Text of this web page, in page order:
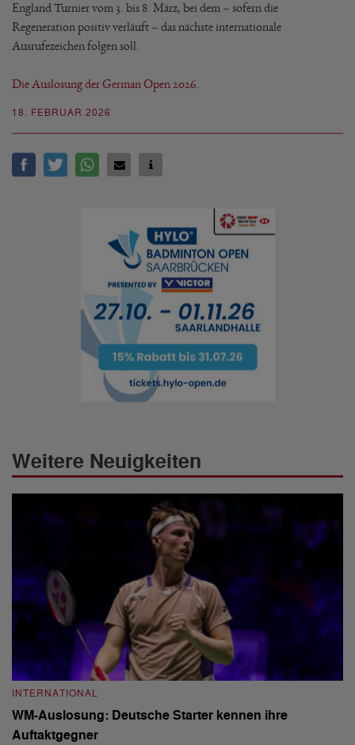
18. FEBRUAR 2026
England Turnier vom 3. bis 8. März, bei dem – sofern die
Regeneration positiv verläuft – das nächste internationale
Ausrufezeichen folgen soll.
Die Auslosung der German Open 2026.
Weitere Neuigkeiten
INTERNATIONAL
WM-Auslosung: Deutsche Starter kennen ihre
Auftaktgegner